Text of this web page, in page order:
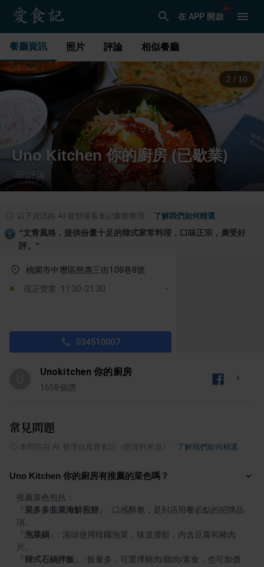
在 APP 開啟
餐廳資訊 照片 評論 相似餐廳
3 / 10
Uno Kitchen 你的廚房 (已歇業)
3 則評論
以下資訊由 AI 從部落客食記彙整整理 了解我們如何精選
“文青風格，提供份量十足的韓式家常料理，口味正宗，廣受好
評。 ”
桃園市中壢區慈惠三街108巷8號
現正營業: 11:30-21:30
034510007
Unokitchen 你的廚房
1658個讚
常見問題
本問答由 AI 整理自真實食記（附資料來源） 了解我們如何精選
Uno Kitchen 你的廚房有推薦的菜色嗎？
菜多多韭菜海鮮煎餅
: 口感酥脆，是到店用餐必點的招牌品
泡菜鍋
: 湯頭使用韓國泡菜，味道濃郁，內含豆腐和豬肉
韓式石鍋拌飯
: 飯量多，可選擇豬肉/雞肉/素食，也可加價